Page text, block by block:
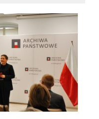
zdjęcia w galerii